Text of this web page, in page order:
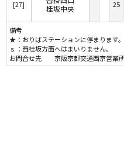
[27]
桂坂中央
25
備考
★：おりばステーションに停まります
ｓ：西桂坂方面へはまいりません。
お問合せ先 京阪京都交通西京営業